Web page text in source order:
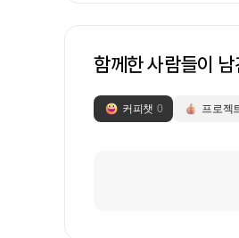
함께한 사람들이 남
커피챗 0 프로젝